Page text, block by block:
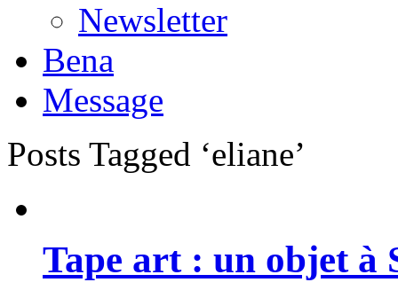
Newsletter
Bena
Message
Posts Tagged ‘eliane’
Tape art : un objet à